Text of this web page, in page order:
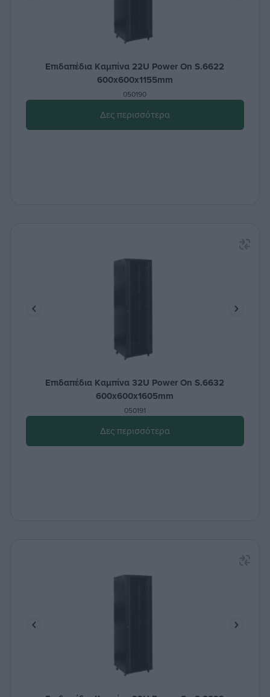
Επιδαπέδια Καμπίνα 22U Power On S.6622
600x600x1155mm
050190
Δες περισσότερα
Επιδαπέδια Καμπίνα 32U Power On S.6632
600x600x1605mm
050191
Δες περισσότερα